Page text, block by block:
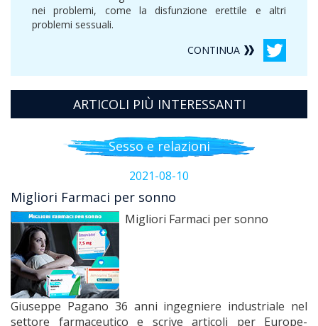
nei problemi, come la disfunzione erettile e altri
problemi sessuali.
CONTINUA
ARTICOLI PIÙ INTERESSANTI
Sesso e relazioni
2021-08-10
Migliori Farmaci per sonno
Migliori Farmaci per sonno
Giuseppe Pagano 36 anni ingegniere industriale nel
settore farmaceutico e scrive articoli per Europe-